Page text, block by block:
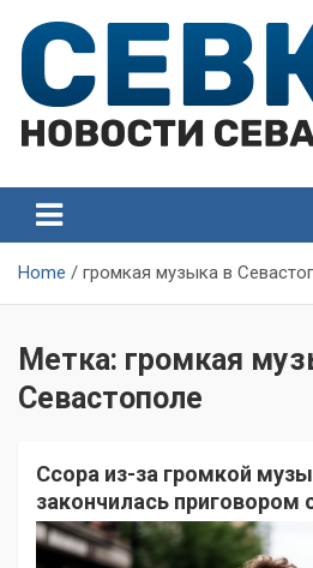
content
Севастополя
Севастополя
Home громкая музыка в
Метка: громкая
Севастополе
Ссора из-за громкой
закончилась приговором